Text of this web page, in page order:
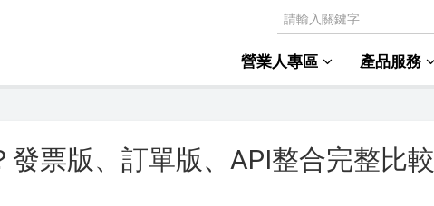
營業人專區 產品服務
發票版、訂單版、API整合完整比較